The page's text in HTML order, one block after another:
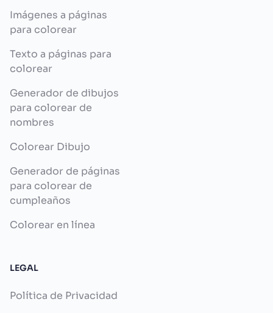
Imágenes a páginas
para colorear
Texto a páginas para
colorear
Generador de dibujos
para colorear de
nombres
Colorear Dibujo
Generador de páginas
para colorear de
cumpleaños
Colorear en línea
LEGAL
Política de Privacidad